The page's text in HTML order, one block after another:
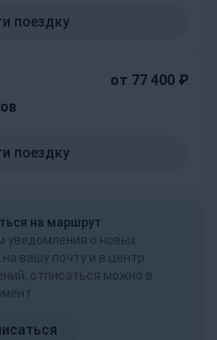
поездку
от 77 400 ₽
поездку
на маршрут
уведомления о новых
на вашу почту и в центр
отписаться можно в